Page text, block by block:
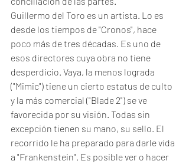
Guillermo del Toro es un artista. Lo es
desde los tiempos de "Cronos", hace
poco más de tres décadas. Es uno de
esos directores cuya obra no tiene
desperdicio. Vaya, la menos lograda
("Mimic") tiene un cierto estatus de culto
y la más comercial ("Blade 2") se ve
favorecida por su visión. Todas sin
excepción tienen su mano, su sello. El
recorrido le ha preparado para darle vida
a "Frankenstein". Es posible ver o hacer